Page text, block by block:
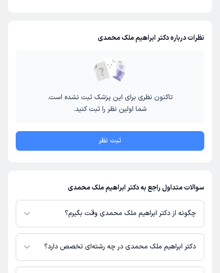
نظرات درباره دکتر ابراهیم ملک محمدی
تاکنون نظری برای این پزشک ثبت نشده است.
شما اولین نظر را ثبت کنید.
ثبت نظر
سوالات متداول راجع به دکتر ابراهیم ملک محمدی
چگونه از دکتر ابراهیم ملک محمدی وقت بگیرم؟
در صورتی کهدکتر ابراهیم ملک محمدیدارای پروفایل فعال و نوبت‌دهی باز در
پلتفرم دکترتو باشند، می‌توانید از طریق این پلتفرم برای دریافت نوبت اقدام کنید.
در صورت فعال بودن پروفایل پزشک در دکترتو، امکان مشاهده نوبت‌های آزاد،
آدرس مطب، شماره تماس، برنامه حضور در مطب، تصاویر پزشک، ساعات کاری و
دکتر ابراهیم ملک محمدی در چه رشته‌ای تخصص دارد؟
دکتر ابراهیم ملک محمدی در رشته‌های زیر (پزشکی) تخصص دارند: